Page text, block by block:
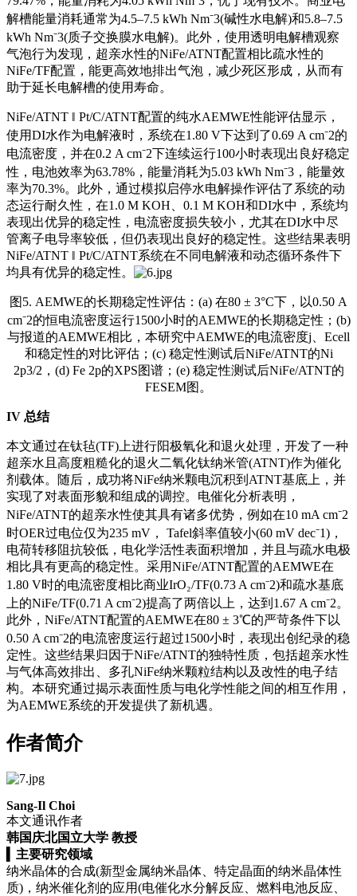
解槽能量消耗通常为4.5–7.5 kWh Nm⁻3(碱性水电解)和5.8–7.5
kWh Nm⁻3(质子交换膜水电解)。此外，使用透明电解槽观察
气泡行为发现，超亲水性的NiFe/ATNT配置相比疏水性的
NiFe/TF配置，能更高效地排出气泡，减少死区形成，从而有
助于延长电解槽的使用寿命。
NiFe/ATNT ‖ Pt/C/ATNT配置的纯水AEMWE性能评估显示，
使用DI水作为电解液时，系统在1.80 V下达到了0.69 A cm⁻2的
电流密度，并在0.2 A cm⁻2下连续运行100小时表现出良好稳定
性，电池效率为63.78%，能量消耗为5.03 kWh Nm⁻3，能量效
率为70.3%。此外，通过模拟启停水电解操作评估了系统的动
态运行耐久性，在1.0 M KOH、0.1 M KOH和DI水中，系统均
表现出优异的稳定性，电流密度损失较小，尤其在DI水中尽
管离子电导率较低，但仍表现出良好的稳定性。这些结果表明
NiFe/ATNT ‖ Pt/C/ATNT系统在不同电解液和动态循环条件下
均具有优异的稳定性。
图5. AEMWE的长期稳定性评估：(a) 在80 ± 3°C下，以0.50 A
cm⁻2的恒电流密度运行1500小时的AEMWE的长期稳定性；(b)
与报道的AEMWE相比，本研究中AEMWE的电流密度j、Ecell
和稳定性的对比评估；(c) 稳定性测试后NiFe/ATNT的Ni
2p3/2，(d) Fe 2p的XPS图谱；(e) 稳定性测试后NiFe/ATNT的
FESEM图。
IV 总结
本文通过在钛毡(TF)上进行阳极氧化和退火处理，开发了一种
超亲水且高度粗糙化的退火二氧化钛纳米管(ATNT)作为催化
剂载体。随后，成功将NiFe纳米颗电沉积到ATNT基底上，并
实现了对表面形貌和组成的调控。电催化分析表明，
NiFe/ATNT的超亲水性使其具有诸多优势，例如在10 mA cm⁻2
时OER过电位仅为235 mV， Tafel斜率值较小(60 mV dec⁻1)，
电荷转移阻抗较低，电化学活性表面积增加，并且与疏水电极
相比具有更高的稳定性。采用NiFe/ATNT配置的AEMWE在
1.80 V时的电流密度相比商业IrO₂/TF(0.73 A cm⁻2)和疏水基底
上的NiFe/TF(0.71 A cm⁻2)提高了两倍以上，达到1.67 A cm⁻2。
此外，NiFe/ATNT配置的AEMWE在80 ± 3℃的严苛条件下以
0.50 A cm⁻2的电流密度运行超过1500小时，表现出创纪录的稳
定性。这些结果归因于NiFe/ATNT的独特性质，包括超亲水性
与气体高效排出、多孔NiFe纳米颗粒结构以及改性的电子结
构。本研究通过揭示表面性质与电化学性能之间的相互作用，
为AEMWE系统的开发提供了新机遇。
作者简介
Sang‑Il Choi
本文通讯作者
韩国庆北国立大学 教授
主要研究领域
纳米晶体的合成(新型金属纳米晶体、特定晶面的纳米晶体性
质)，纳米催化剂的应用(电催化水分解反应、燃料电池反应、